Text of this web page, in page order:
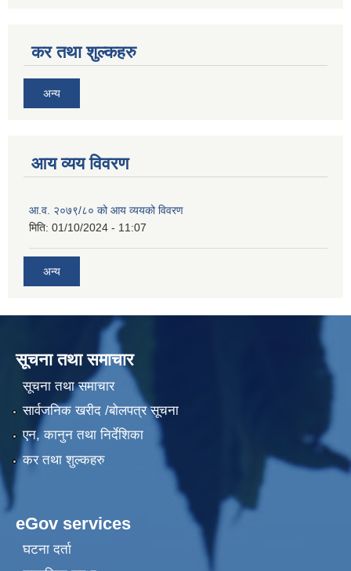
कर तथा शुल्कहरु
अन्य
आय व्यय विवरण
आ.व. २०७९/८० को आय व्ययको विवरण
मिति: 01/10/2024 - 11:07
अन्य
सूचना तथा समाचार
सूचना तथा समाचार
सार्वजनिक खरीद /बोलपत्र सूचना
एन, कानुन तथा निर्देशिका
कर तथा शुल्कहरु
eGov services
घटना दर्ता